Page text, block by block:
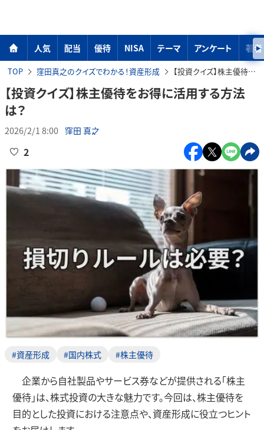
人気 配当 優待 NISA テーマ アンケート 著者
TOP 窪田真之のクイズでわかる！資産形成 【投資クイズ】株主優待をお得に活用する方法は？
【投資クイズ】株主優待をお得に活用する方法
は？
2026/2/1 8:00 窪田 真之
2
#資産形成 #国内株式 #株主優待
企業から自社製品やサービス券などが提供される「株主
優待」は、株式投資の大きな魅力です。今回は、株主優待を
目的とした投資における注意点や、資産形成に役立つヒント